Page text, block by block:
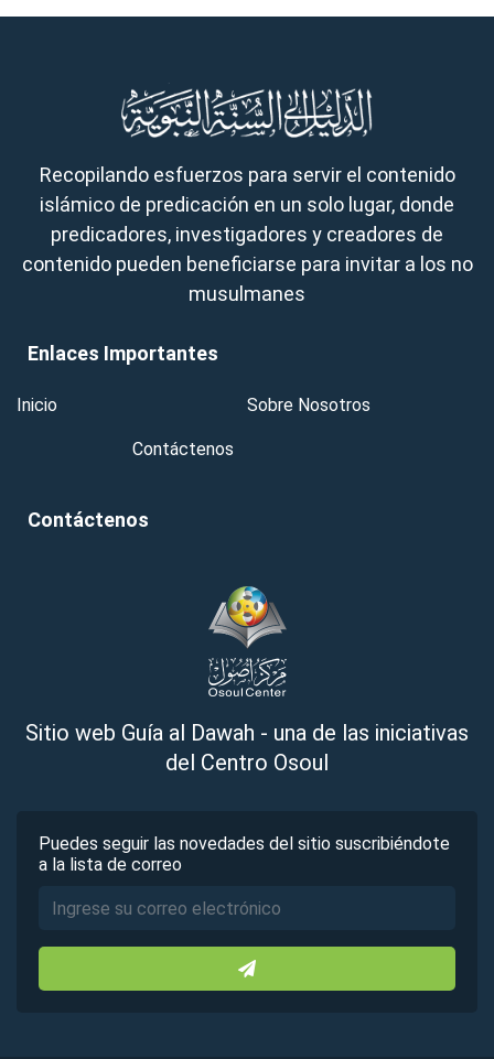
Recopilando esfuerzos para servir el contenido
islámico de predicación en un solo lugar, donde
predicadores, investigadores y creadores de
contenido pueden beneficiarse para invitar a los no
musulmanes
Enlaces Importantes
Inicio Sobre Nosotros
Contáctenos
Contáctenos
Sitio web Guía al Dawah - una de las iniciativas
del Centro Osoul
Puedes seguir las novedades del sitio suscribiéndote
a la lista de correo